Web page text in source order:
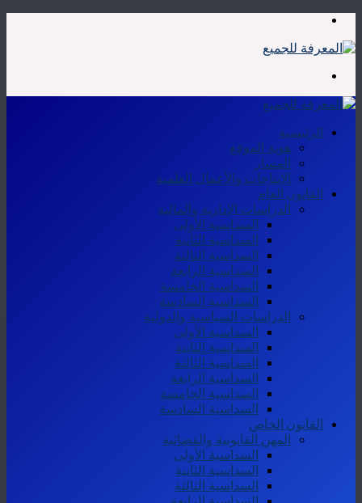
الرئيسية
هوية الموقع
المسار
الإنتاجات والأعمال العلمية
القانون العام
الدراسات الإدارية والمالية
السداسية الأولى
السداسية الثانية
السداسية الثالثة
السداسية الرابعة
السداسية الخامسة
السداسية السادسة
الدراسات السياسية والدولية
السداسية الأولى
السداسية الثانية
السداسية الثالثة
السداسية الرابعة
السداسية الخامسة
السداسية السادسة
القانون الخاص
المهن القانونية والقضائية
السداسية الأولى
السداسية الثانية
السداسية الثالثة